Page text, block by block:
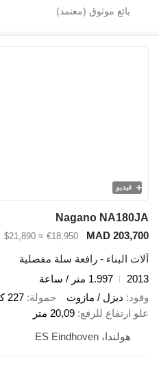
فيديو
Nagano NA180JA
MAD 203,700
€18,950
≈ $21,890
آلات البناء - رافعة سلة مفصلية
2013
1.997 متر / ساعة
وقود ديزل / مازوت حمولة 227 كجم
علو ارتفاع للرفع 20,09 متر
هولندا، ES Eindhoven